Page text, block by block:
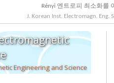
Rényi 엔트로피 최소화를
J.
The Korean Institute of Electromagnetic Engineering and Science